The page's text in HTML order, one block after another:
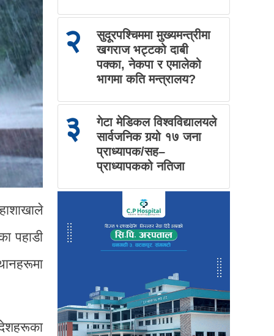
पहाडी
२
सुदूरपश्चिममा मुख्यमन्त्रीमा
खगराज भट्टको दाबी
पक्का, नेकपा र एमालेको
भागमा कति मन्त्रालय?
३
गेटा मेडिकल विश्वविद्यालयले
सार्वजनिक गर्‍यो १७ जना
प्राध्यापक/सह–
प्राध्यापकको नतिजा